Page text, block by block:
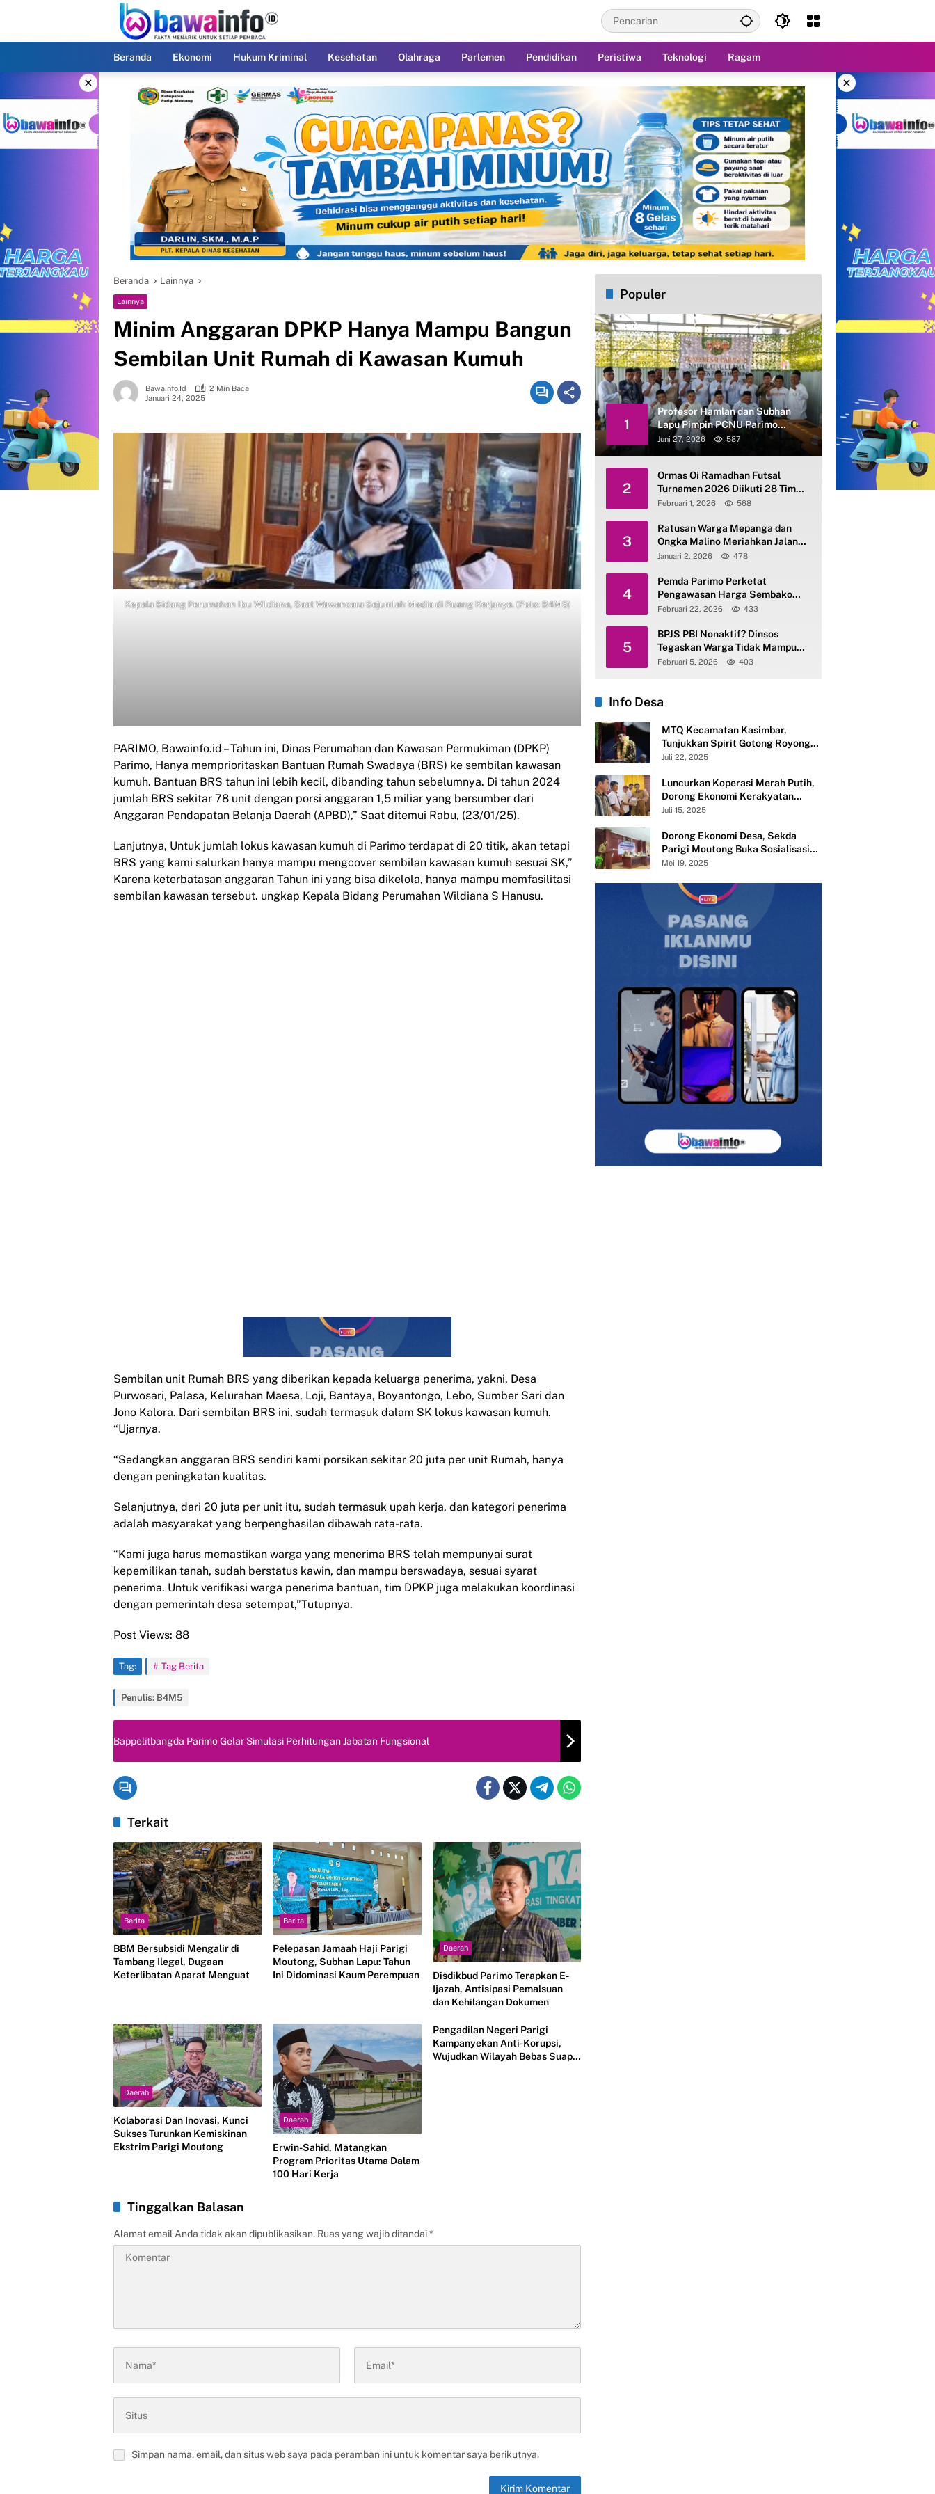
Beranda
Ekonomi Hukum Kriminal Kesehatan Olahraga Parlemen Pendidikan Peristiwa Teknologi Ragam
× ×
Beranda Lainnya
Lainnya
Minim Anggaran DPKP Hanya Mampu Bangun
Sembilan Unit Rumah di Kawasan Kumuh
Bawainfo.id
2 Min Baca
Januari 24, 2025
Kepala Bidang Perumahan Ibu Wildiana, Saat Wawancara Sejumlah Media di Ruang Kerjanya. (Foto: B4M5)
PARIMO, Bawainfo.id – Tahun ini, Dinas Perumahan dan Kawasan Permukiman (DPKP)
Parimo, Hanya memprioritaskan Bantuan Rumah Swadaya (BRS) ke sembilan kawasan
kumuh. Bantuan BRS tahun ini lebih kecil, dibanding tahun sebelumnya. Di tahun 2024
jumlah BRS sekitar 78 unit dengan porsi anggaran 1,5 miliar yang bersumber dari
Anggaran Pendapatan Belanja Daerah (APBD),” Saat ditemui Rabu, (23/01/25).
Lanjutnya, Untuk jumlah lokus kawasan kumuh di Parimo terdapat di 20 titik, akan tetapi
BRS yang kami salurkan hanya mampu mengcover sembilan kawasan kumuh sesuai SK,”
Karena keterbatasan anggaran Tahun ini yang bisa dikelola, hanya mampu memfasilitasi
sembilan kawasan tersebut. ungkap Kepala Bidang Perumahan Wildiana S Hanusu.
Sembilan unit Rumah BRS yang diberikan kepada keluarga penerima, yakni, Desa
Purwosari, Palasa, Kelurahan Maesa, Loji, Bantaya, Boyantongo, Lebo, Sumber Sari dan
Jono Kalora. Dari sembilan BRS ini, sudah termasuk dalam SK lokus kawasan kumuh.
“Ujarnya.
“Sedangkan anggaran BRS sendiri kami porsikan sekitar 20 juta per unit Rumah, hanya
dengan peningkatan kualitas.
Selanjutnya, dari 20 juta per unit itu, sudah termasuk upah kerja, dan kategori penerima
adalah masyarakat yang berpenghasilan dibawah rata-rata.
“Kami juga harus memastikan warga yang menerima BRS telah mempunyai surat
kepemilikan tanah, sudah berstatus kawin, dan mampu berswadaya, sesuai syarat
penerima. Untuk verifikasi warga penerima bantuan, tim DPKP juga melakukan koordinasi
dengan pemerintah desa setempat,”Tutupnya.
Post Views: 88
Tag: Tag Berita
Penulis: B4M5
Bappelitbangda Parimo Gelar Simulasi Perhitungan Jabatan Fungsional
Terkait
Berita
BBM Bersubsidi Mengalir di
Tambang Ilegal, Dugaan
Keterlibatan Aparat Menguat
Berita
Pelepasan Jamaah Haji Parigi
Moutong, Subhan Lapu: Tahun
Ini Didominasi Kaum Perempuan
Daerah
Disdikbud Parimo Terapkan E-
Ijazah, Antisipasi Pemalsuan
dan Kehilangan Dokumen
Daerah
Kolaborasi Dan Inovasi, Kunci
Sukses Turunkan Kemiskinan
Ekstrim Parigi Moutong
Daerah
Erwin-Sahid, Matangkan
Program Prioritas Utama Dalam
100 Hari Kerja
Pengadilan Negeri Parigi
Kampanyekan Anti-Korupsi,
Wujudkan Wilayah Bebas Suap
Tinggalkan Balasan
Alamat email Anda tidak akan dipublikasikan. Ruas yang wajib ditandai*
Simpan nama, email, dan situs web saya pada peramban ini untuk komentar saya berikutnya.
Populer
1
Profesor Hamlan dan Subhan
Lapu Pimpin PCNU Parimo
Periode 2026–2031
Juni 27, 2026 587
2
Ormas Oi Ramadhan Futsal
Turnamen 2026 Diikuti 28 Tim
se-Parimo
Februari 1, 2026 568
3
Ratusan Warga Mepanga dan
Ongka Malino Meriahkan Jalan
Santai Kerukunan HAB ke-80
Januari 2, 2026 478
4
Pemda Parimo Perketat
Pengawasan Harga Sembako
dan Gas Elpiji 3 Kg
Februari 22, 2026 433
5
BPJS PBI Nonaktif? Dinsos
Tegaskan Warga Tidak Mampu
Tetap Terlayani
Februari 5, 2026 403
Info Desa
MTQ Kecamatan Kasimbar,
Tunjukkan Spirit Gotong Royong
Semangat Membangun dari Desa
Juli 22, 2025
Luncurkan Koperasi Merah Putih,
Dorong Ekonomi Kerakyatan
Desa Mandiri
Juli 15, 2025
Dorong Ekonomi Desa, Sekda
Parigi Moutong Buka Sosialisasi
Pembentukan 283 Koperasi Merah
Mei 19, 2025